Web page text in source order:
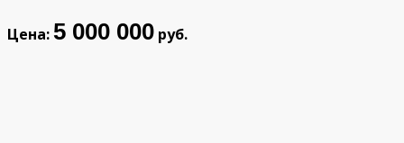
Цена: 5 000 000 руб.